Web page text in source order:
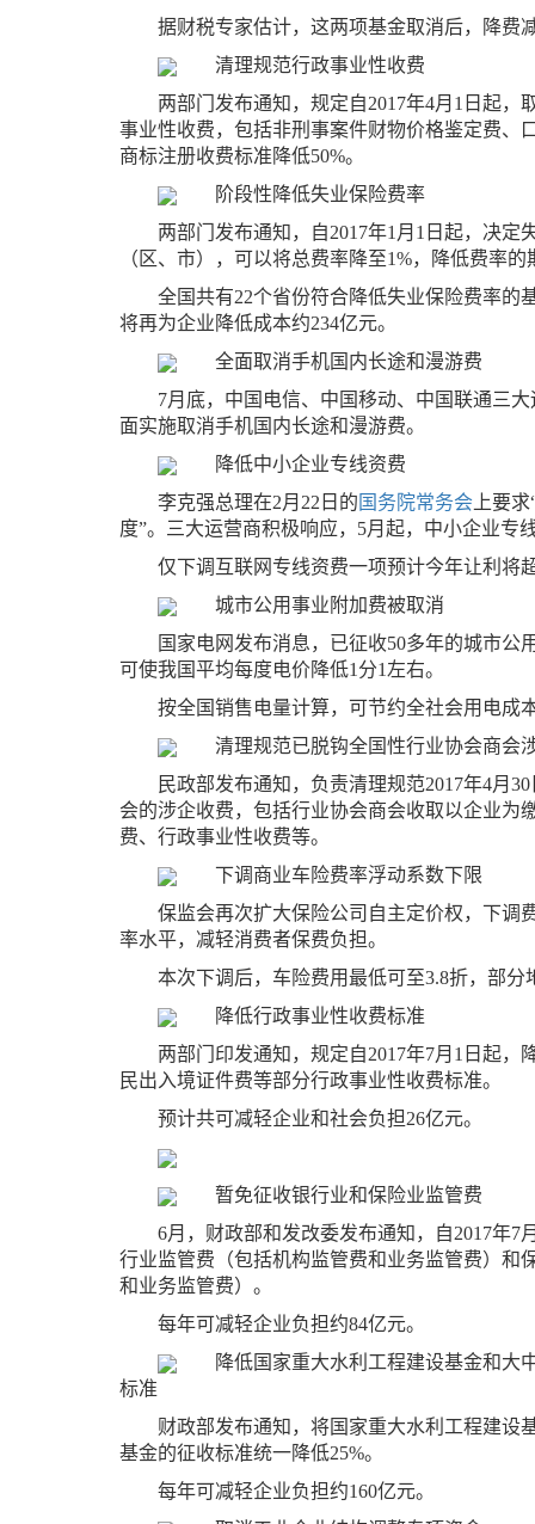
据财税专家估计，这两项基金取消后，降费
清理规范行政事业性收费
两部门发布通知，规定自2017年4月1日起，
事业性收费，包括非刑事案件财物价格鉴定费、
商标注册收费标准降低50%。
阶段性降低失业保险费率
两部门发布通知，自2017年1月1日起，决定
（区、市），可以将总费率降至1%，降低费率
全国共有22个省份符合降低失业保险费率的
将再为企业降低成本约234亿元。
全面取消手机国内长途和漫游费
7月底，中国电信、中国移动、中国联通三
面实施取消手机国内长途和漫游费。
降低中小企业专线资费
李克强总理在2月22日的 国务院常务会 上要
度”。三大运营商积极响应，5月起，中小企业专
仅下调互联网专线资费一项预计今年让利将
城市公用事业附加费被取消
国家电网发布消息，已征收50多年的城市公
可使我国平均每度电价降低1分1左右。
按全国销售电量计算，可节约全社会用电成
清理规范已脱钩全国性行业协会商会
民政部发布通知，负责清理规范2017年4月
会的涉企收费，包括行业协会商会收取以企业为
费、行政事业性收费等。
下调商业车险费率浮动系数下限
保监会再次扩大保险公司自主定价权，下调
率水平，减轻消费者保费负担。
本次下调后，车险费用最低可至3.8折，部分
降低行政事业性收费标准
两部门印发通知，规定自2017年7月1日起，
民出入境证件费等部分行政事业性收费标准。
预计共可减轻企业和社会负担26亿元。
暂免征收银行业和保险业监管费
6月，财政部和发改委发布通知，自2017年7
行业监管费（包括机构监管费和业务监管费）和
和业务监管费）。
每年可减轻企业负担约84亿元。
降低国家重大水利工程建设基金和大
标准
财政部发布通知，将国家重大水利工程建设
基金的征收标准统一降低25%。
每年可减轻企业负担约160亿元。